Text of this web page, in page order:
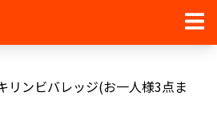
リンビバレッジ(お一人様3点ま